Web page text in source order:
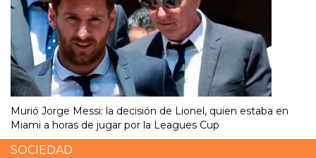
Murió Jorge Messi: la decisión de Lionel, quien estaba en
Miami a horas de jugar por la Leagues Cup
SOCIEDAD